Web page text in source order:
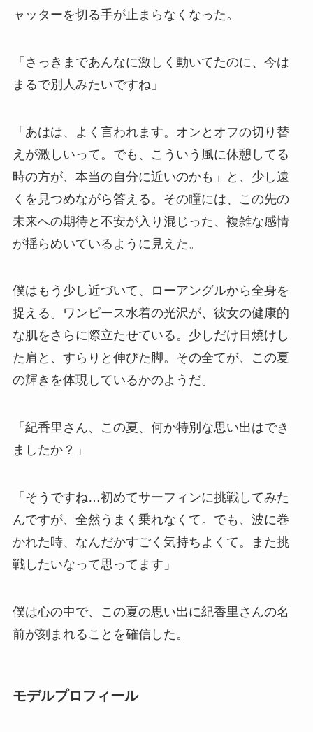
ャッターを切る手が止まらなくなった。
「さっきまであんなに激しく動いてたのに、今は
まるで別人みたいですね」
「あはは、よく言われます。オンとオフの切り替
えが激しいって。でも、こういう風に休憩してる
時の方が、本当の自分に近いのかも」と、少し遠
くを見つめながら答える。その瞳には、この先の
未来への期待と不安が入り混じった、複雑な感情
が揺らめいているように見えた。
僕はもう少し近づいて、ローアングルから全身を
捉える。ワンピース水着の光沢が、彼女の健康的
な肌をさらに際立たせている。少しだけ日焼けし
た肩と、すらりと伸びた脚。その全てが、この夏
の輝きを体現しているかのようだ。
「紀香里さん、この夏、何か特別な思い出はでき
ましたか？」
「そうですね…初めてサーフィンに挑戦してみた
んですが、全然うまく乗れなくて。でも、波に巻
かれた時、なんだかすごく気持ちよくて。また挑
戦したいなって思ってます」
僕は心の中で、この夏の思い出に紀香里さんの名
前が刻まれることを確信した。
モデルプロフィール